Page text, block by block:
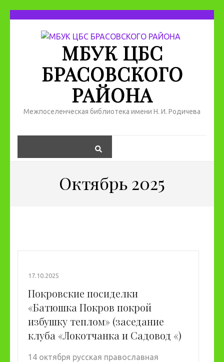
МБУК ЦБС
БРАСОВСКОГО
РАЙОНА
Межпоселенческая библиотека имени Н. И. Родичева
Октябрь 2025
17.10.2025
Покровские посиделки
«Батюшка Покров покрой
избушку теплом» (заседание
клуба «Локотчанка и Садовод «)
14 октября русская православная